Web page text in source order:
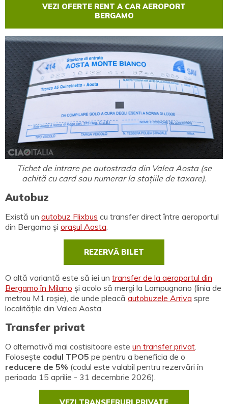
VEZI OFERTE RENT A CAR AEROPORT
BERGAMO
Tichet de intrare pe autostrada din Valea Aosta (se
achită cu card sau numerar la stațiile de taxare).
Autobuz
Există un autobuz Flixbus cu transfer direct între aeroportul
din Bergamo și orașul Aosta.
REZERVĂ BILET
O altă variantă este să iei un transfer de la aeroportul din
Bergamo în Milano și acolo să mergi la Lampugnano (linia de
metrou M1 roșie), de unde pleacă autobuzele Arriva spre
localitățile din Valea Aosta.
Transfer privat
O alternativă mai costisitoare este un transfer privat.
Folosește codul TPO5 pe pentru a beneficia de o
reducere de 5% (codul este valabil pentru rezervări în
perioada 15 aprilie - 31 decembrie 2026).